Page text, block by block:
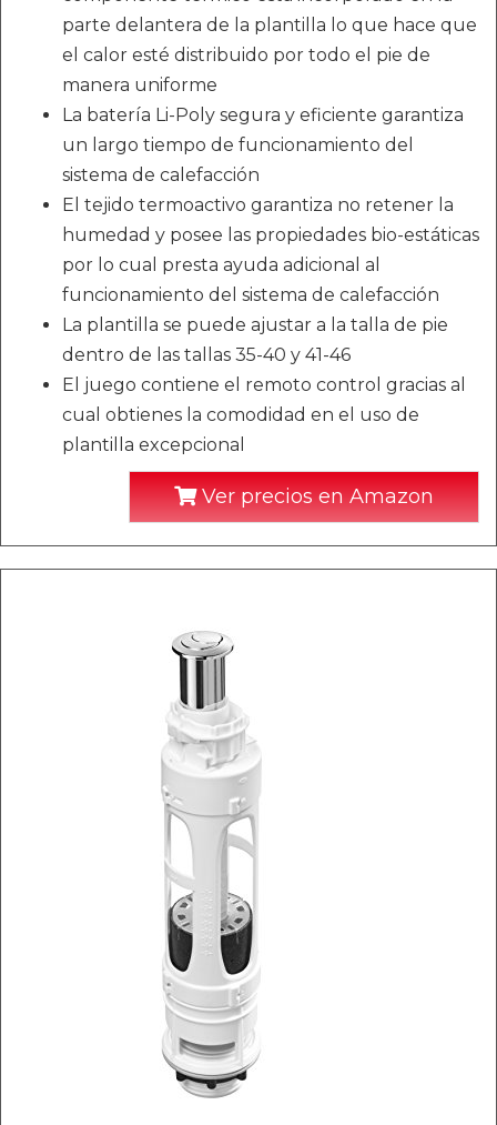
parte delantera de la plantilla lo que hace que
el calor esté distribuido por todo el pie de
manera uniforme
La batería Li-Poly segura y eficiente garantiza
un largo tiempo de funcionamiento del
sistema de calefacción
El tejido termoactivo garantiza no retener la
humedad y posee las propiedades bio-estáticas
por lo cual presta ayuda adicional al
funcionamiento del sistema de calefacción
La plantilla se puede ajustar a la talla de pie
dentro de las tallas 35-40 y 41-46
El juego contiene el remoto control gracias al
cual obtienes la comodidad en el uso de
plantilla excepcional
Ver precios en Amazon